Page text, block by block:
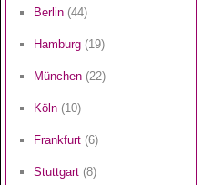
Berlin (44)
Hamburg (19)
München (22)
Köln (10)
Frankfurt (6)
Stuttgart (8)